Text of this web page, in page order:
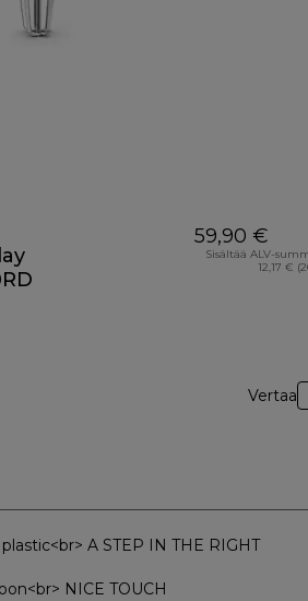
59,90 €
Sisältää ALV-
12,17 €
Vertaa
A STEP IN THE RIGHT
NICE TOUCH